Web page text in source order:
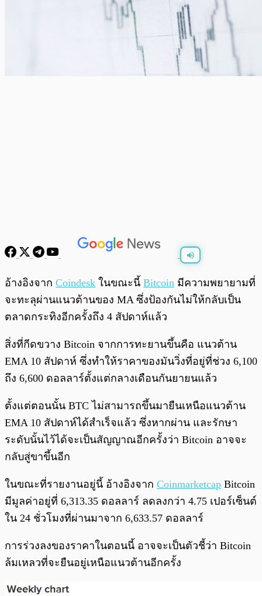
อ้างอิงจาก Coindesk ในขณะนี้ Bitcoin มีความพยายามที่
จะทะลุผ่านแนวต้านของ MA ซึ่งป้องกันไม่ให้กลับเป็น
ตลาดกระทิงอีกครั้งถึง 4 สัปดาห์แล้ว
สิ่งที่กีดขวาง Bitcoin จากการทะยานขึ้นคือ แนวต้าน
EMA 10 สัปดาห์ ซึ่งทำให้ราคาของมันวิ่งที่อยู่ที่ช่วง 6,100
ถึง 6,600 ดอลลาร์ตั้งแต่กลางเดือนกันยายนแล้ว
ตั้งแต่ตอนนั้น BTC ไม่สามารถขึ้นมายืนเหนือแนวต้าน
EMA 10 สัปดาห์ได้สำเร็จแล้ว ซึ่งหากผ่าน และรักษา
ระดับนั้นไว้ได้จะเป็นสัญญาณอีกครั้งว่า Bitcoin อาจจะ
กลับสู่ขาขึ้นอีก
ในขณะที่รายงานอยู่นี้ อ้างอิงจาก Coinmarketcap Bitcoin
มีมูลค่าอยู่ที่ 6,313.35 ดอลลาร์ ลดลงกว่า 4.75 เปอร์เซ็นต์
ใน 24 ชั่วโมงที่ผ่านมาจาก 6,633.57 ดอลลาร์
การร่วงลงของราคาในตอนนี้ อาจจะเป็นตัวชี้ว่า Bitcoin
ล้มเหลวที่จะยืนอยู่เหนือแนวต้านอีกครั้ง